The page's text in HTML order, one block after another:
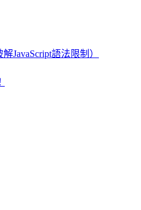
JavaScript語法限制）